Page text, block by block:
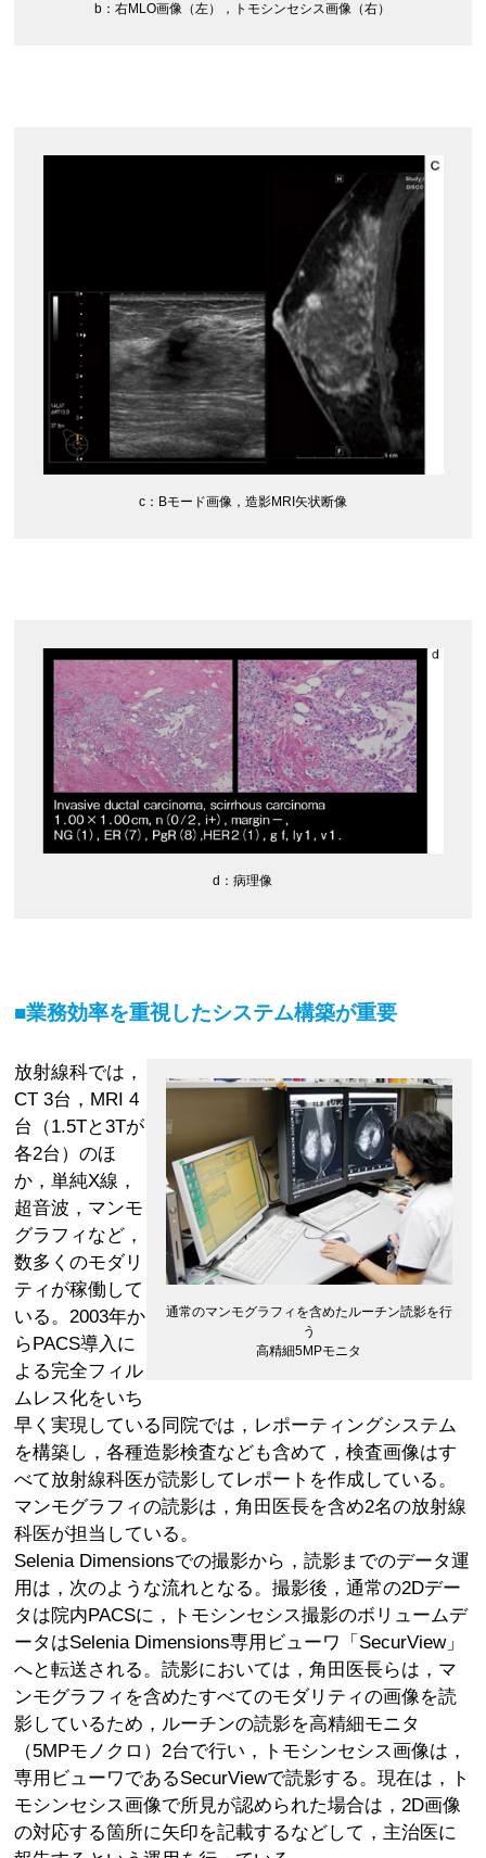
b：右MLO画像（左），トモシンセシス画像（右）
c：Bモード画像，造影MRI矢状断像
d：病理像
■業務効率を重視したシステム構築が重要
通常のマンモグラフィを含めたルーチン読影を行
う
高精細5MPモニタ
放射線科では，
CT 3台，MRI 4
台（1.5Tと3Tが
各2台）のほ
か，単純X線，
超音波，マンモ
グラフィなど，
数多くのモダリ
ティが稼働して
いる。2003年か
らPACS導入に
よる完全フィル
ムレス化をいち
早く実現している同院では，レポーティングシステム
を構築し，各種造影検査なども含めて，検査画像はす
べて放射線科医が読影してレポートを作成している。
マンモグラフィの読影は，角田医長を含め2名の放射線
科医が担当している。
Selenia Dimensionsでの撮影から，読影までのデータ運
用は，次のような流れとなる。撮影後，通常の2Dデー
タは院内PACSに，トモシンセシス撮影のボリュームデ
ータはSelenia Dimensions専用ビューワ「SecurView」
へと転送される。読影においては，角田医長らは，マ
ンモグラフィを含めたすべてのモダリティの画像を読
影しているため，ルーチンの読影を高精細モニタ
（5MPモノクロ）2台で行い，トモシンセシス画像は，
専用ビューワであるSecurViewで読影する。現在は，ト
モシンセシス画像で所見が認められた場合は，2D画像
の対応する箇所に矢印を記載するなどして，主治医に